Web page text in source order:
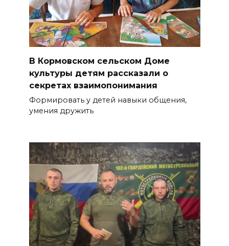
В Кормовском сельском Доме
культуры детям рассказали о
секретах взаимопонимания
Формировать у детей навыки общения,
умения дружить